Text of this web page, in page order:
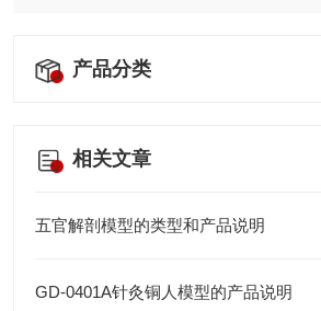
产品分类
相关文章
五官解剖模型的类型和产品说明
GD-0401A针灸铜人模型的产品说明